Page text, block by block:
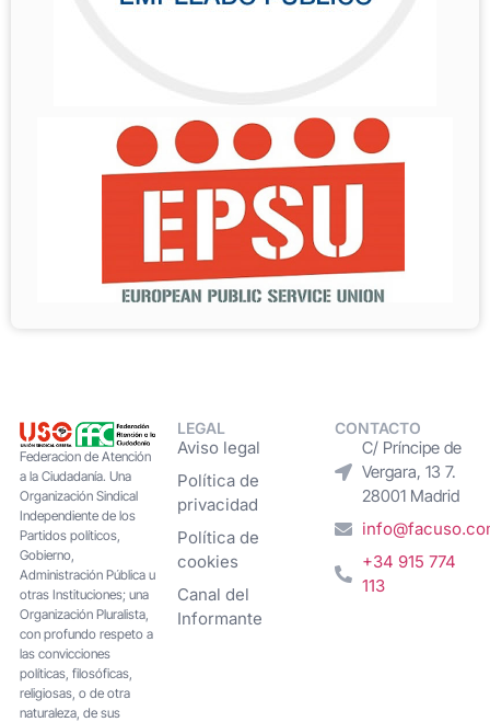
Federacion de Atención
a la Ciudadanía. Una
Organización Sindical
Independiente de los
Partidos políticos,
Gobierno,
Administración Pública u
otras Instituciones; una
Organización Pluralista,
con profundo respeto a
las convicciones
políticas, filosóficas,
religiosas, o de otra
naturaleza, de sus
LEGAL
Aviso legal
Política de
privacidad
Política de
cookies
Canal del
Informante
CONTACTO
C/ Príncipe de
Vergara, 13 7.
28001 Madrid
+34 915 774
113